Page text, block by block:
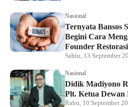
Nasional
Ternyata Bansos
Begini Cara
Founder
Sabtu, 13 September
Nasional
Didik Madiyono
Plt. Ketua Dewan
Rabu, 10 September